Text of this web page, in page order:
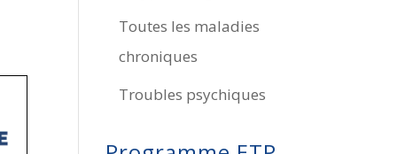
Toutes les maladies
chroniques
Troubles psychiques